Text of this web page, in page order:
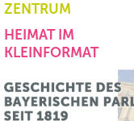
ZENTRUM
HEIMAT IM
KLEINFORMAT